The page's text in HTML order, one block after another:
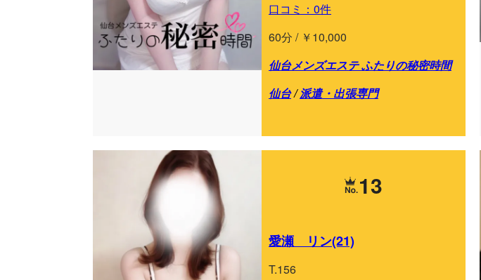
口コミ：0件
60分 / ￥10,000
仙台メンズエステ ふたりの秘密時間
仙台/派遣・出張専門
13
愛瀬 リン(21)
T.156